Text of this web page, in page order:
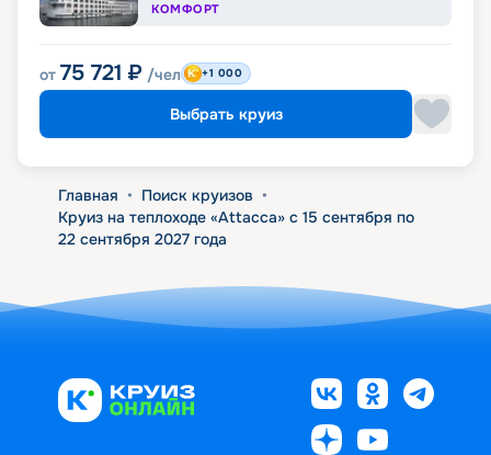
КОМФОРТ
от 75 721 ₽ /чел +1 000
Выбрать круиз
Главная • Поиск круизов •
Круиз на теплоходе «Attacca» с 15 сентября по
22 сентября 2027 года